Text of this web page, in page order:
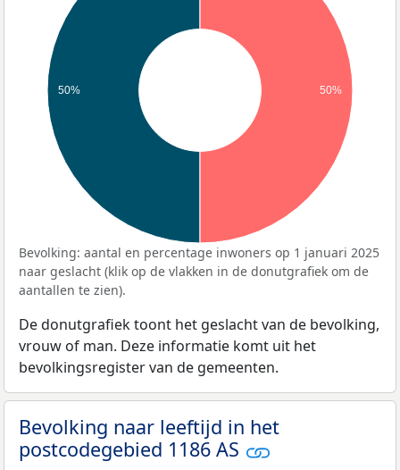
50% 50%
Bevolking: aantal en percentage inwoners op 1 januari 2025
naar geslacht (klik op de vlakken in de donutgrafiek om de
aantallen te zien).
De donutgrafiek toont het geslacht van de bevolking,
vrouw of man. Deze informatie komt uit het
bevolkingsregister van de gemeenten.
Bevolking naar leeftijd in het
postcodegebied 1186 AS